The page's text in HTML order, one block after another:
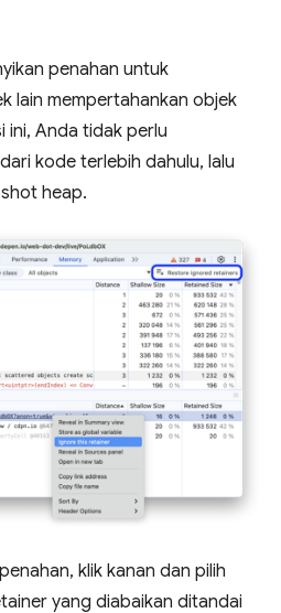
penahan untuk
lain mempertahankan objek
ini, Anda tidak perlu
kode terlebih dahulu, lalu
heap.
klik kanan dan pilih
yang diabaikan ditandai